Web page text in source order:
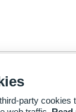
party cookies